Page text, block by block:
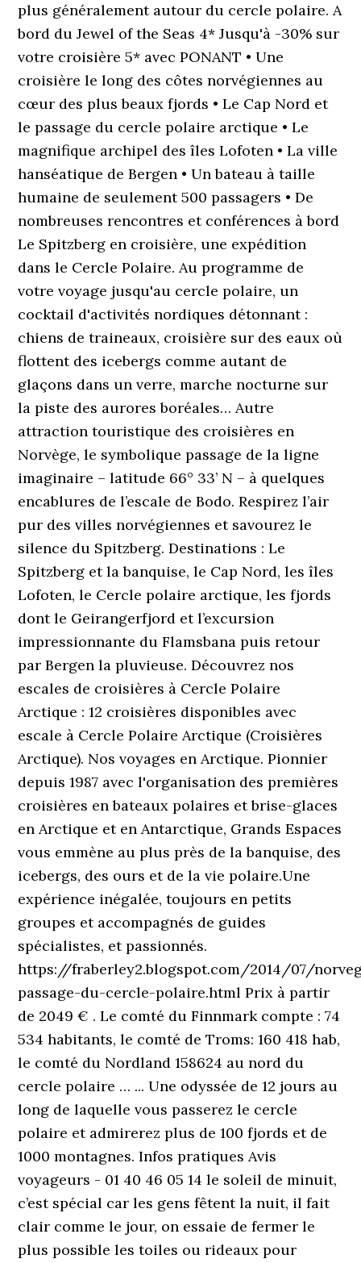
plus généralement autour du cercle polaire. A
bord du Jewel of the Seas 4* Jusqu'à -30% sur
votre croisière 5* avec PONANT • Une
croisière le long des côtes norvégiennes au
cœur des plus beaux fjords • Le Cap Nord et
le passage du cercle polaire arctique • Le
magnifique archipel des îles Lofoten • La ville
hanséatique de Bergen • Un bateau à taille
humaine de seulement 500 passagers • De
nombreuses rencontres et conférences à bord
Le Spitzberg en croisière, une expédition
dans le Cercle Polaire. Au programme de
votre voyage jusqu'au cercle polaire, un
cocktail d'activités nordiques détonnant :
chiens de traineaux, croisière sur des eaux où
flottent des icebergs comme autant de
glaçons dans un verre, marche nocturne sur
la piste des aurores boréales… Autre
attraction touristique des croisières en
Norvège, le symbolique passage de la ligne
imaginaire – latitude 66° 33’ N – à quelques
encablures de l’escale de Bodo. Respirez l’air
pur des villes norvégiennes et savourez le
silence du Spitzberg. Destinations : Le
Spitzberg et la banquise, le Cap Nord, les îles
Lofoten, le Cercle polaire arctique, les fjords
dont le Geirangerfjord et l’excursion
impressionnante du Flamsbana puis retour
par Bergen la pluvieuse. Découvrez nos
escales de croisières à Cercle Polaire
Arctique : 12 croisières disponibles avec
escale à Cercle Polaire Arctique (Croisières
Arctique). Nos voyages en Arctique. Pionnier
depuis 1987 avec l'organisation des premières
croisières en bateaux polaires et brise-glaces
en Arctique et en Antarctique, Grands Espaces
vous emmène au plus près de la banquise, des
icebergs, des ours et de la vie polaire.Une
expérience inégalée, toujours en petits
groupes et accompagnés de guides
spécialistes, et passionnés.
https://fraberley2.blogspot.com/2014/07/
passage-du-cercle-polaire.html Prix à partir
de 2049 € . Le comté du Finnmark compte : 74
534 habitants, le comté de Troms: 160 418 hab,
le comté du Nordland 158624 au nord du
cercle polaire … ... Une odyssée de 12 jours au
long de laquelle vous passerez le cercle
polaire et admirerez plus de 100 fjords et de
1000 montagnes. Infos pratiques Avis
voyageurs - 01 40 46 05 14 le soleil de minuit,
c’est spécial car les gens fêtent la nuit, il fait
clair comme le jour, on essaie de fermer le
plus possible les toiles ou rideaux pour